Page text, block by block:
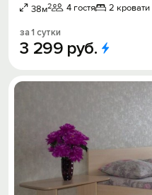
38м2 4 гостя 2 кровати
за 1 сутки
3 299 руб.